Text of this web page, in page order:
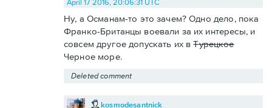
April 17 2016, 20:06:31 UTC
Ну, а Османам-то это зачем? Одно дело, пока
Франко-Британцы воевали за их интересы, и
совсем другое допускать их вТурецкое
Черное море.
Deleted comment
kosmodesantnick